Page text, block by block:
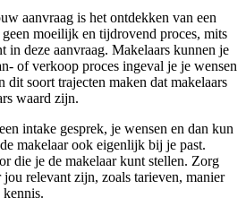
aanvraag is het ontdekken van een
geen moeilijk en tijdrovend proces, mits
in deze aanvraag. Makelaars kunnen je
of verkoop proces ingeval je je wensen
dit soort trajecten maken dat makelaars
waard zijn.
intake gesprek, je wensen en dan kun
makelaar ook eigenlijk bij je past.
die je de makelaar kunt stellen. Zorg
relevant zijn, zoals tarieven, manier